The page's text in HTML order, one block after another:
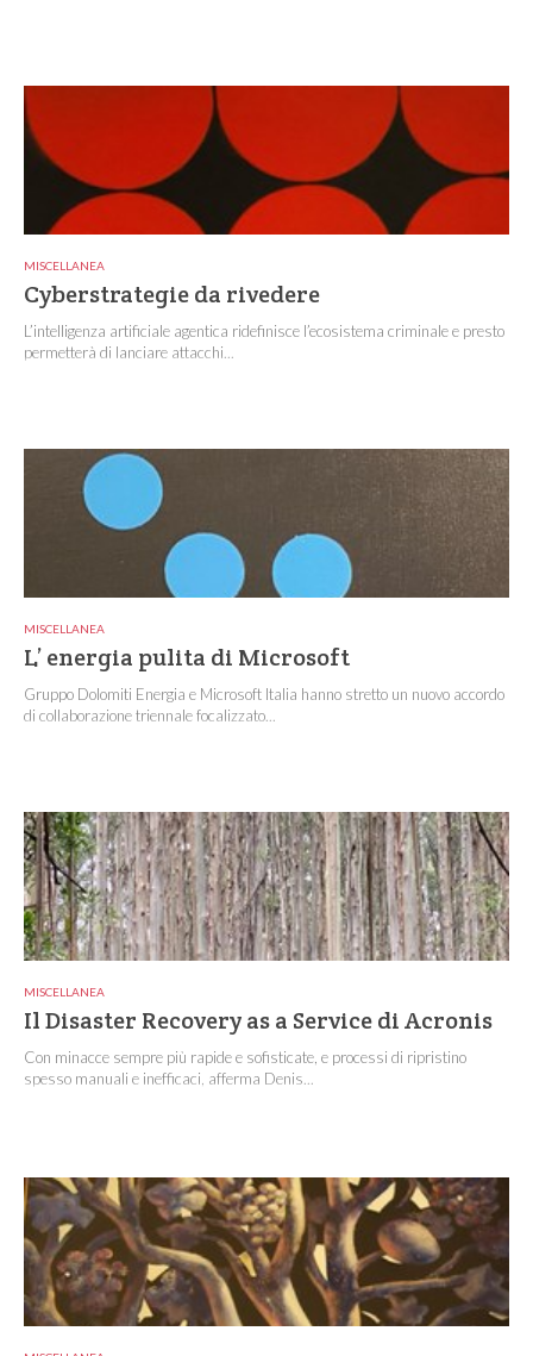
MISCELLANEA
Cyberstrategie da rivedere
L’intelligenza artificiale agentica ridefinisce l’ecosistema criminale e presto
permetterà di lanciare attacchi...
MISCELLANEA
L’ energia pulita di Microsoft
Gruppo Dolomiti Energia e Microsoft Italia hanno stretto un nuovo accordo
di collaborazione triennale focalizzato...
MISCELLANEA
Il Disaster Recovery as a Service di Acronis
Con minacce sempre più rapide e sofisticate, e processi di ripristino
spesso manuali e inefficaci, afferma Denis...